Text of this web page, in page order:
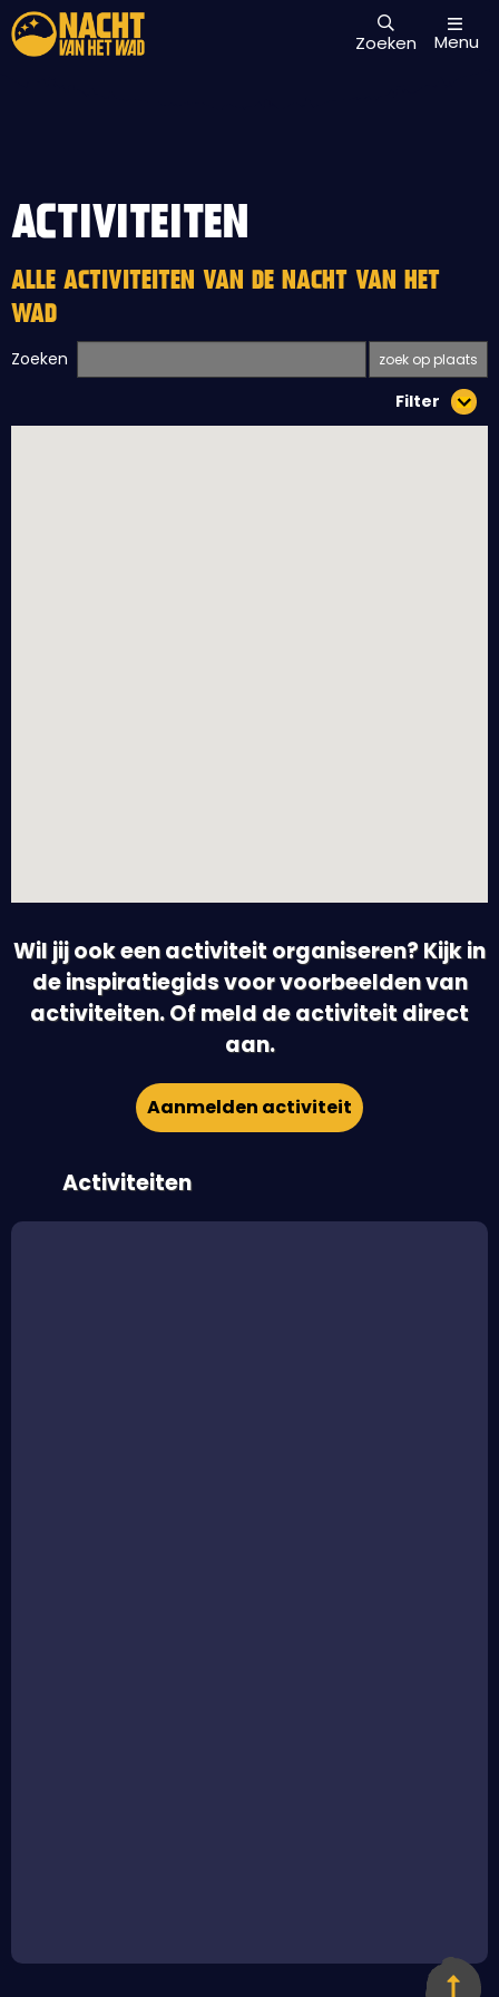
Zoeken Menu
ACTIVITEITEN
ALLE ACTIVITEITEN VAN DE NACHT VAN HET
WAD
Zoeken
Filter
Wil jij ook een activiteit organiseren? Kijk in
de inspiratiegids voor voorbeelden van
activiteiten. Of meld de activiteit direct
aan.
Aanmelden activiteit
Activiteiten